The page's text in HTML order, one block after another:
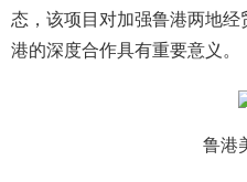
态，该项目对加强鲁港两地
港的深度合作具有重要意义。
鲁港美